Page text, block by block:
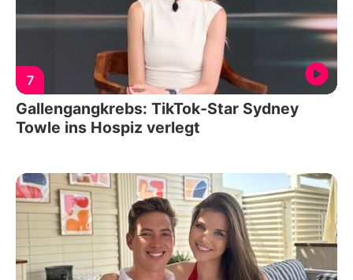
7
Gallengangkrebs: TikTok-Star Sydney
Towle ins Hospiz verlegt